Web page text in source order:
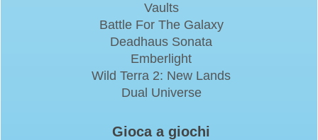
Vaults
Battle For The Galaxy
Deadhaus Sonata
Emberlight
Wild Terra 2: New Lands
Dual Universe
Gioca a giochi